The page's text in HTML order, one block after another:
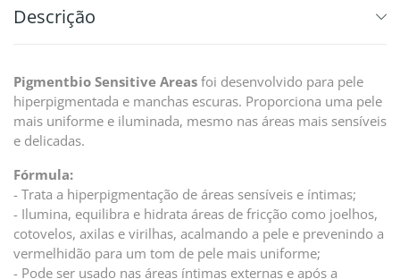
Descrição
Pigmentbio Sensitive Areas foi desenvolvido para pele
hiperpigmentada e manchas escuras. Proporciona uma pele
mais uniforme e iluminada, mesmo nas áreas mais sensíveis
e delicadas.
Fórmula:
- Trata a hiperpigmentação de áreas sensíveis e íntimas;
- Ilumina, equilibra e hidrata áreas de fricção como joelhos,
cotovelos, axilas e virilhas, acalmando a pele e prevenindo a
vermelhidão para um tom de pele mais uniforme;
- Pode ser usado nas áreas íntimas externas e após a